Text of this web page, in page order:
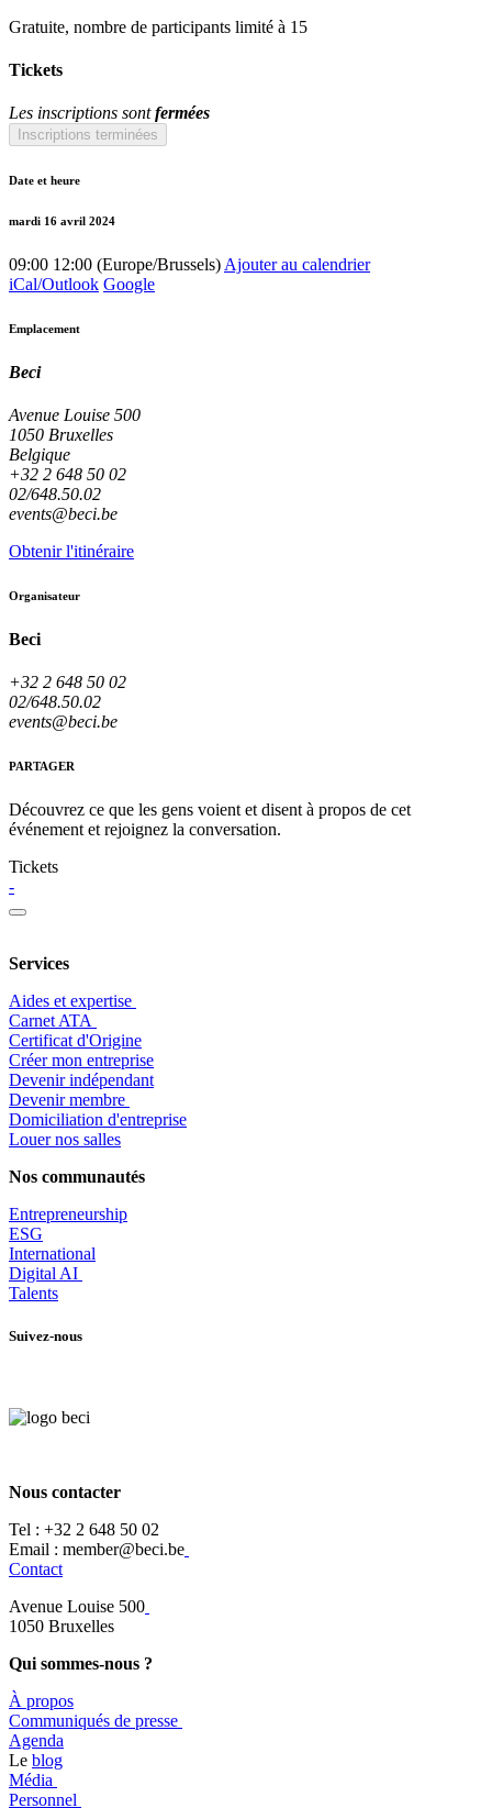
Gratuite, nombre de participants limité à 15
Tickets
Les inscriptions sontfermées
Inscriptions terminées
Date et heure
mardi 16 avril 2024
09:00 12:00 (Europe/Brussels) Ajouter au calendrier
iCal/Outlook Google
Emplacement
Beci
Avenue Louise 500
1050 Bruxelles
Belgique
+32 2 648 50 02
02/648.50.02
events@beci.be
Obtenir l'itinéraire
Organisateur
Beci
+32 2 648 50 02
02/648.50.02
events@beci.be
PARTAGER
Découvrez ce que les gens voient et disent à propos de cet
événement et rejoignez la conversation.
Tickets
-
Services
Aides et expertise
​Carnet ATA
Certificat d'Origine
Créer mon entreprise
Devenir indépendant
Devenir membre
​Domiciliation d'entreprise
Louer nos salles
Nos communautés
Entrepreneurship
ESG
International
Digital AI
Talents
Suivez-nous
Nous contacter
Tel : +32 2 648 50 02​
​​Email : member@beci.be
Contact
Avenue Louise 500
​1050 Bruxelles
Qui sommes-nous ?
À propos
​​Communiqués de presse
​Agenda
​​Le blog
​Média
Personnel